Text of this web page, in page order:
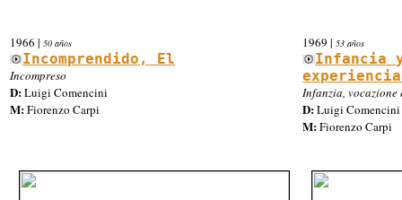
1966 | 50 años
Incomprendido, El
Incompreso
D:Luigi Comencini
M:Fiorenzo Carpi
1969 | 53 años
Infancia
Infanzia, vocazione
D:Luigi Comencini
M:Fiorenzo Carpi